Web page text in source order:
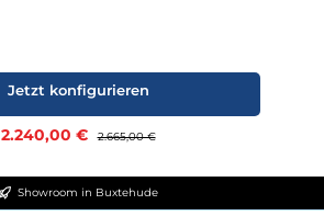
Verkaufspreis:
2.240,00 € Regulärer Preis:
2.665,00 €
Jetzt konfigurieren
Showroom in Buxtehude